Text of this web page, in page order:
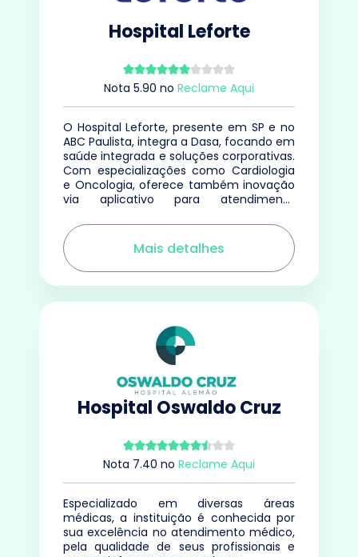
Hospital Leforte
Nota 5.90 no Reclame Aqui
O Hospital Leforte, presente em SP e no
ABC Paulista, integra a Dasa, focando em
saúde integrada e soluções corporativas.
Com especializações como Cardiologia
e Oncologia, oferece também inovação
via aplicativo para atendimento
Mais detalhes
Hospital Oswaldo Cruz
Nota 7.40 no Reclame Aqui
Especializado em diversas áreas
médicas, a instituição é conhecida por
sua excelência no atendimento médico,
pela qualidade de seus profissionais e